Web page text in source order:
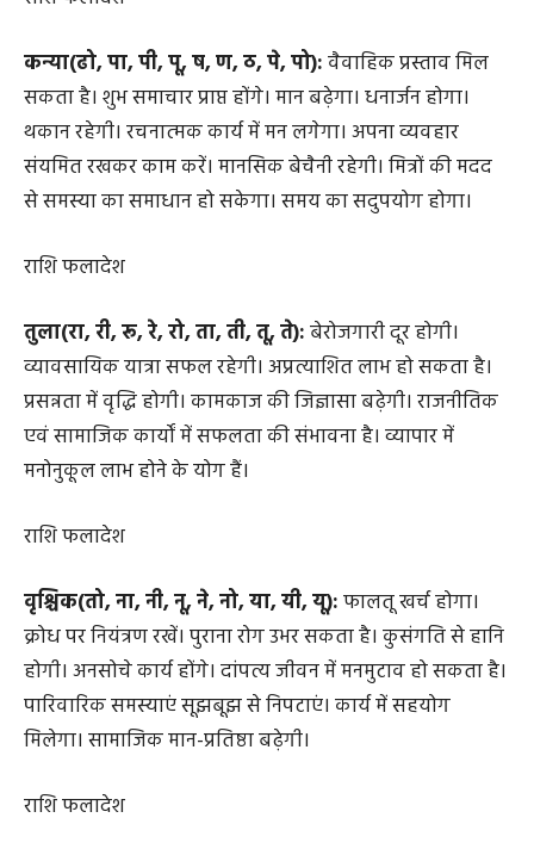
राशि फलादेश
कन्या(ढो, पा, पी, पू, ष, ण, ठ, पे, पो):वैवाहिक प्रस्ताव मिल
सकता है। शुभ समाचार प्राप्त होंगे। मान बढ़ेगा। धनार्जन होगा।
थकान रहेगी। रचनात्मक कार्य में मन लगेगा। अपना व्यवहार
संयमित रखकर काम करें। मानसिक बेचैनी रहेगी। मित्रों की मदद
राशि फलादेश
तुला(रा, री, रू, रे, रो, ता, ती, तू, ते):बेरोजगारी दूर होगी।
व्यावसायिक यात्रा सफल रहेगी। अप्रत्याशित लाभ हो सकता है।
प्रसन्नता में वृद्धि होगी। कामकाज की जिज्ञासा बढ़ेगी। राजनीतिक
एवं सामाजिक कार्यों में सफलता की संभावना है। व्यापार में
राशि फलादेश
वृश्चिक(तो, ना, नी, नू, ने, नो, या, यी, यू): फालतू खर्च होगा।
क्रोध पर नियंत्रण रखें। पुराना रोग उभर सकता है। कुसंगति से हानि
होगी। अनसोचे कार्य होंगे। दांपत्य जीवन में मनमुटाव हो सकता है।
पारिवारिक समस्याएं सूझबूझ से निपटाएं। कार्य में सहयोग